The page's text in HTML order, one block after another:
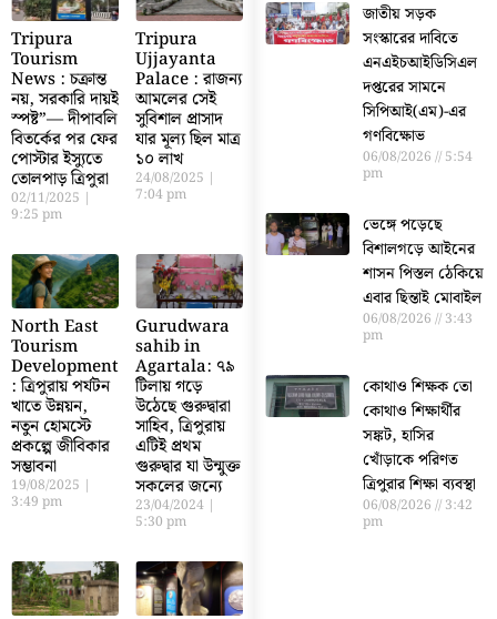
Tripura
Tourism
News : চক্রান্ত
নয়, সরকারি দায়ই
স্পষ্ট”— দীপাবলি
বিতর্কের পর ফের
পোস্টার ইস্যুতে
তোলপাড় ত্রিপুরা
02/11/2025
9:25 pm
Tripura
Ujjayanta
Palace : রাজন্য
আমলের সেই
সুবিশাল প্রাসাদ
যার মূল্য ছিল মাত্র
১০ লাখ
24/08/2025
7:04 pm
North East
Tourism
Development
: ত্রিপুরায় পর্যটন
খাতে উন্নয়ন,
নতুন হোমস্টে
প্রকল্পে জীবিকার
সম্ভাবনা
19/08/2025
3:49 pm
Gurudwara
sahib in
Agartala: ৭৯
টিলায় গড়ে
উঠেছে গুরুদ্বারা
সাহিব, ত্রিপুরায়
এটিই প্রথম
গুরুদ্বার যা উন্মুক্ত
সকলের জন্যে
23/04/2024
5:30 pm
জাতীয় সড়ক
সংস্কারের দাবিতে
এনএইচআইডিসিএল
দপ্তরের সামনে
সিপিআই(এম)-এর
গণবিক্ষোভ
06/08/2026 5:54
pm
ভেঙ্গে পড়েছে
বিশালগড়ে আইনের
শাসন পিস্তল ঠেকিয়ে
এবার ছিন্তাই মোবাইল
06/08/2026 3:43
pm
কোথাও শিক্ষক তো
কোথাও শিক্ষার্থীর
সঙ্কট, হাসির
খোঁড়াকে পরিণত
ত্রিপুরার শিক্ষা ব্যবস্থা
06/08/2026 3:42
pm